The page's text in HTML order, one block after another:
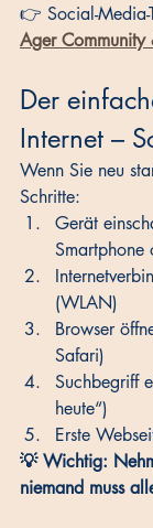
👉 Social-Media-
Ager Community
Der
Internet –
Wenn Sie neu
Schritte:
Gerät
Smartphone
(WLAN)
Browser
Safari)
Suchbegriff
heute“)
Erste
💡 Wichtig:
niemand muss